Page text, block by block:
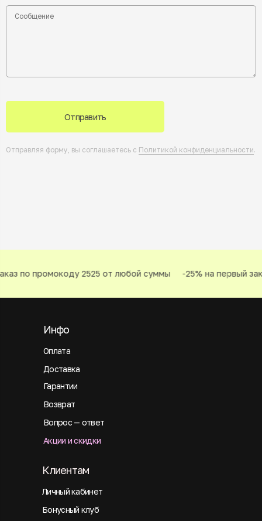
Отправить
Отправляя форму, вы соглашаетесь с Политикой конфиденциальности.
по промокоду 2525 от любой суммы -25% на первый
Оплата
Инфо
Доставка
Гарантии
Возврат
Вопрос — ответ
Акции и скидки
Личный кабинет
Клиентам
Бонусный клуб